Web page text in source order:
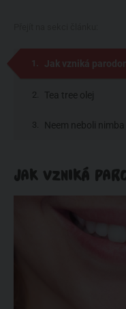
Jak vzniká
Tea tree olej
Neem neboli nimba
JAK VZNIKÁ